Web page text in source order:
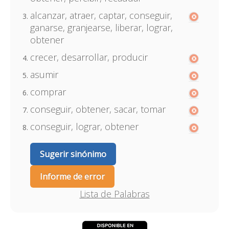
alcanzar, atraer, captar, conseguir,
ganarse, granjearse, liberar, lograr,
obtener
crecer, desarrollar, producir
asumir
comprar
conseguir, obtener, sacar, tomar
conseguir, lograr, obtener
Sugerir sinónimo
Informe de error
Lista de Palabras